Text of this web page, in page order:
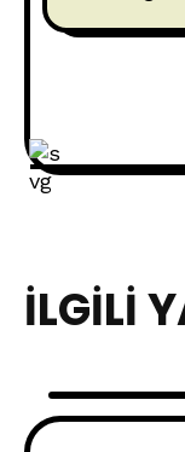
İLGILI